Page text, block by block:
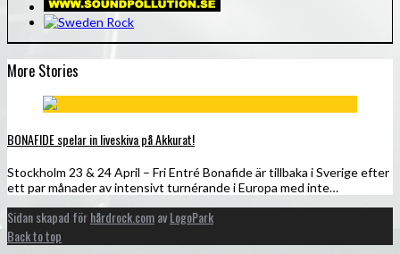
More Stories
BONAFIDE spelar in liveskiva på Akkurat!
Stockholm 23 & 24 April – Fri Entré Bonafide är tillbaka i Sverige efter
ett par månader av intensivt turnérande i Europa med inte…
Sidan skapad förhårdrock.comavLogoPark
Back to top